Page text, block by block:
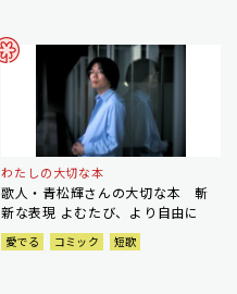
わたしの大切な本
歌人・青松輝さんの大切な本 斬
新な表現 よむたび、より自由に
愛でる コミック 短歌